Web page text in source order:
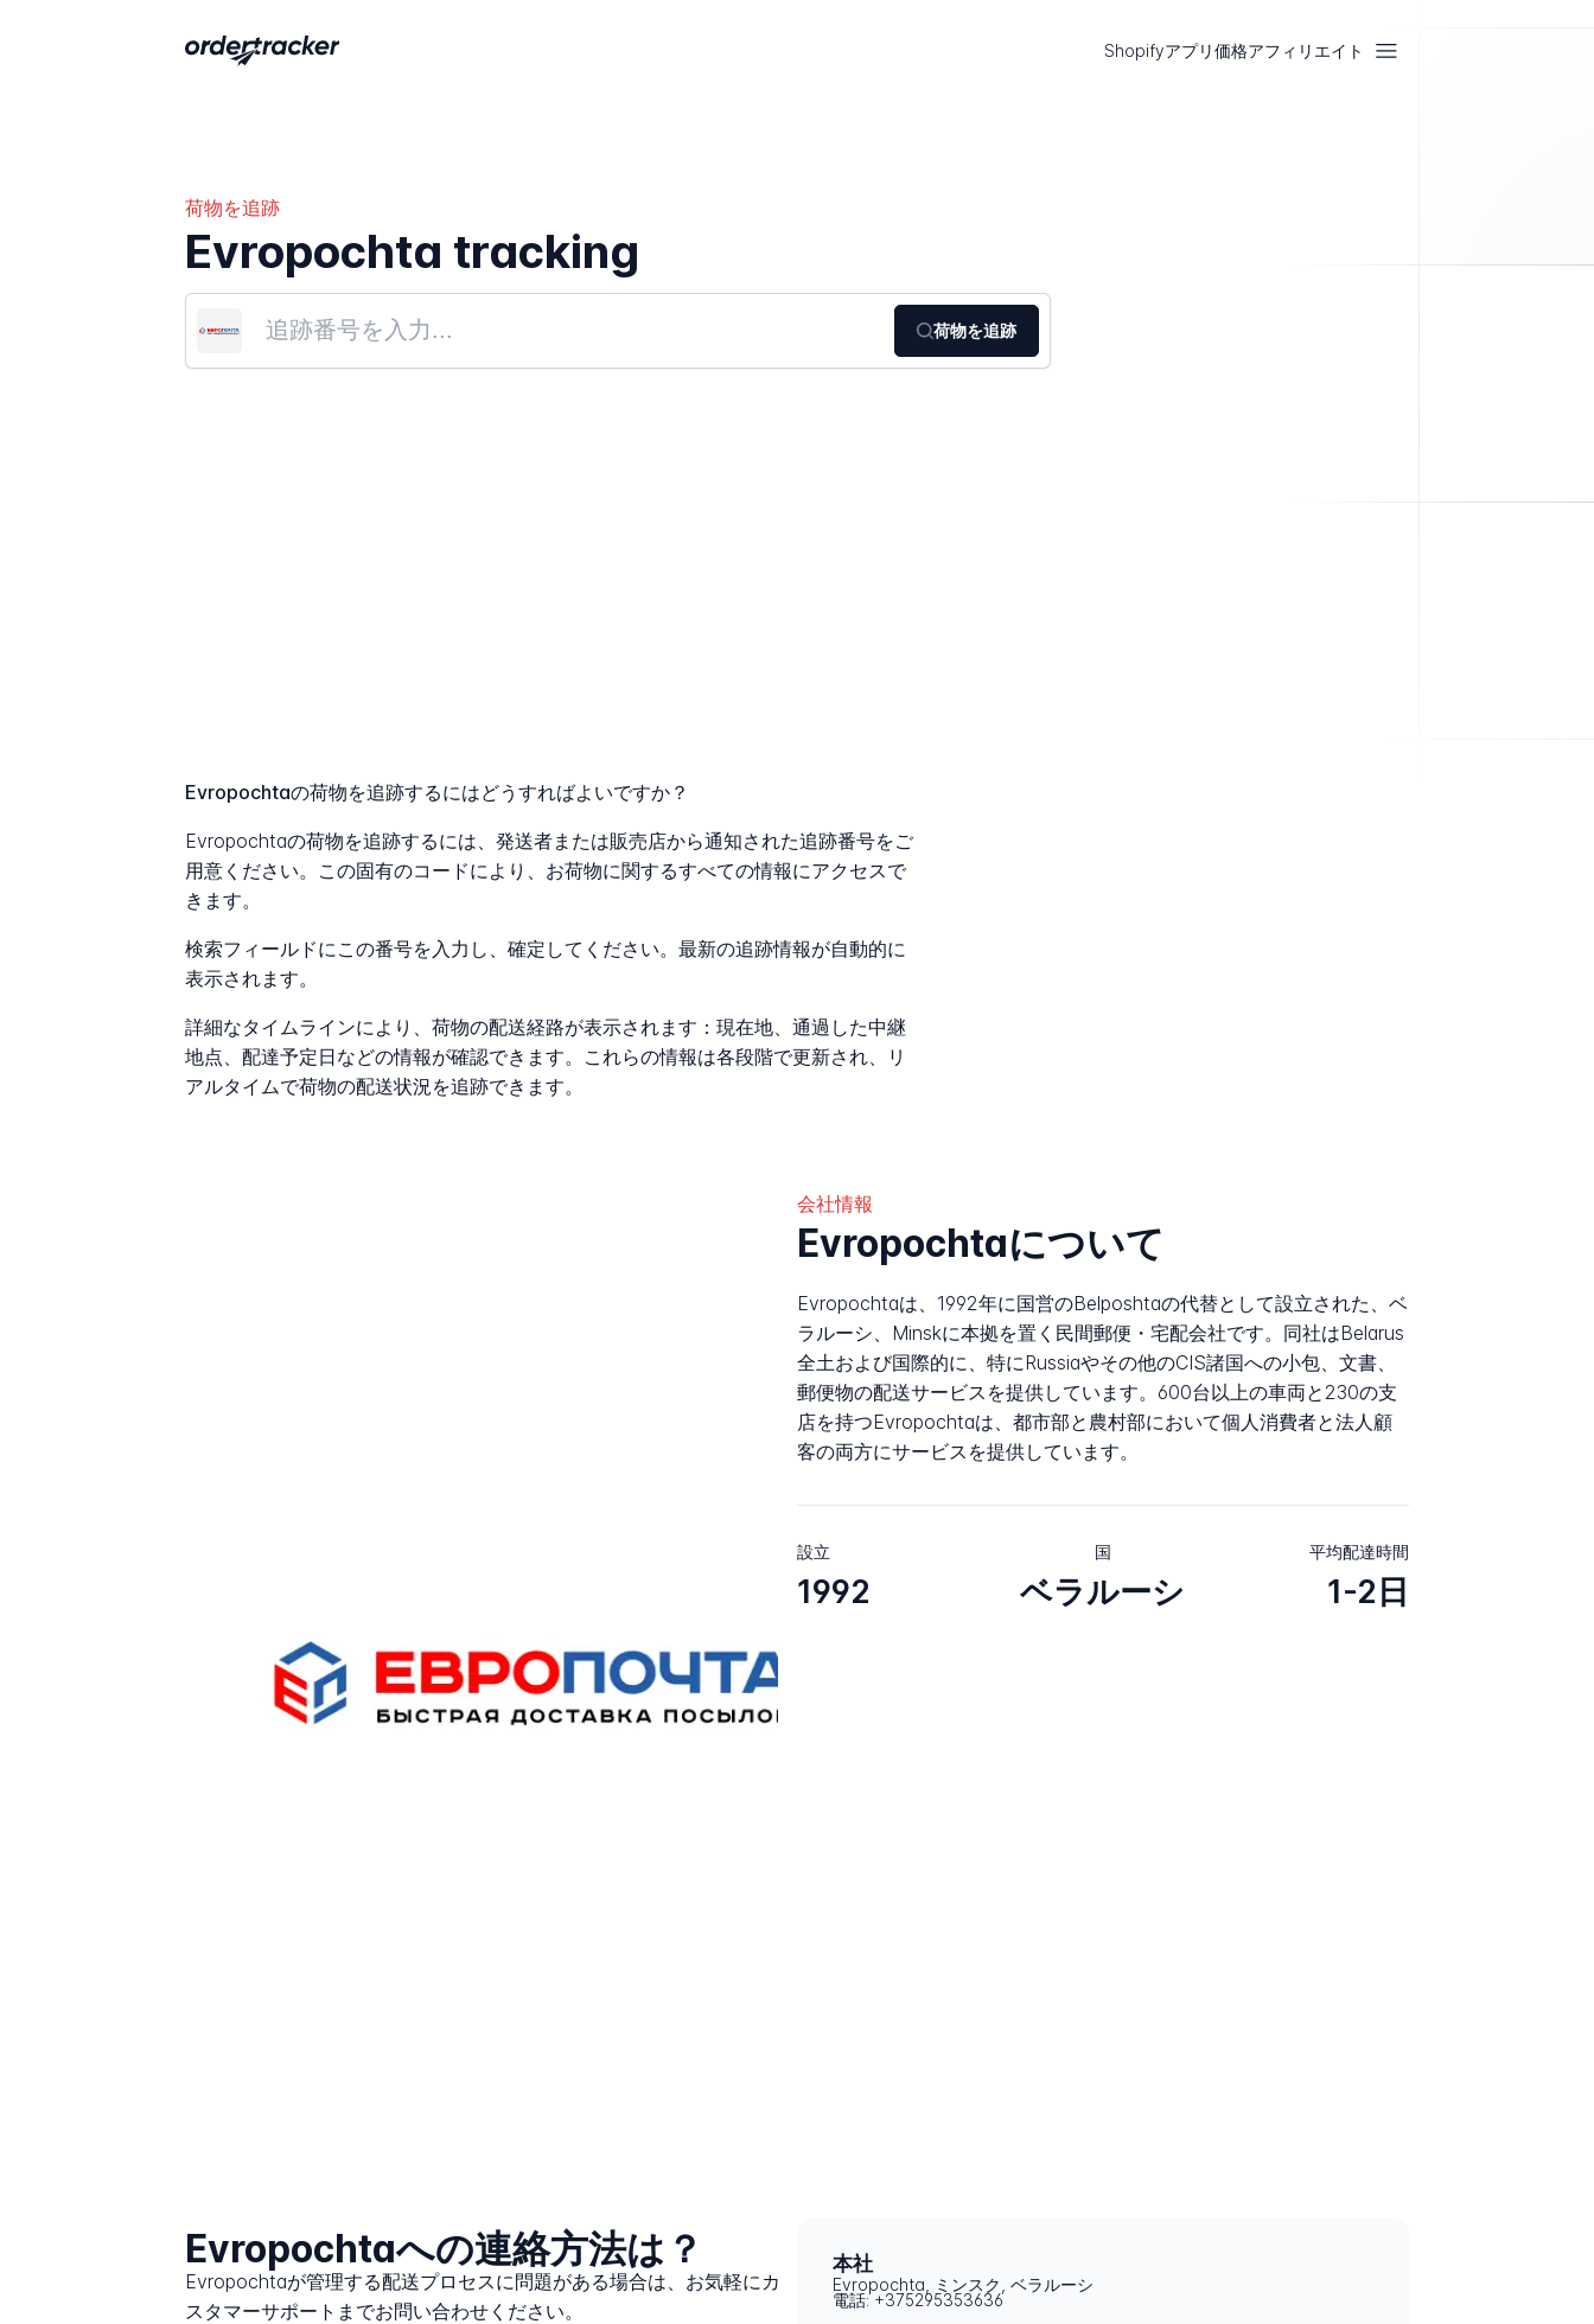
Shopifyアプリ価格アフィリエイト
荷物を追跡
Evropochta tracking
荷物を追跡
Evropochtaの荷物を追跡するにはどうすればよいですか？
Evropochtaの荷物を追跡するには、発送者または販売店から通知された追跡番号をご
用意ください。この固有のコードにより、お荷物に関するすべての情報にアクセスで
きます。
検索フィールドにこの番号を入力し、確定してください。最新の追跡情報が自動的に
表示されます。
詳細なタイムラインにより、荷物の配送経路が表示されます：現在地、通過した中継
地点、配達予定日などの情報が確認できます。これらの情報は各段階で更新され、リ
アルタイムで荷物の配送状況を追跡できます。
会社情報
Evropochtaについて
Evropochtaは、1992年に国営のBelposhtaの代替として設立された、ベ
ラルーシ、Minskに本拠を置く民間郵便・宅配会社です。同社はBelarus
全土および国際的に、特にRussiaやその他のCIS諸国への小包、文書、
郵便物の配送サービスを提供しています。600台以上の車両と230の支
店を持つEvropochtaは、都市部と農村部において個人消費者と法人顧
客の両方にサービスを提供しています。
設立
1992
国
ベラルーシ
平均配達時間
1-2日
Evropochtaへの連絡方法は？
Evropochtaが管理する配送プロセスに問題がある場合は、お気軽にカ
スタマーサポートまでお問い合わせください。
本社
Evropochta, ミンスク, ベラルーシ
電話: +375295353636